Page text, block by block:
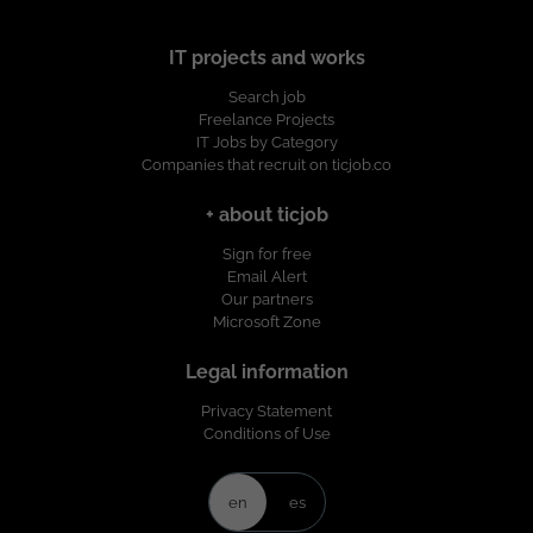
IT projects and works
Search job
Freelance Projects
IT Jobs by Category
Companies that recruit on ticjob.co
+ about ticjob
Sign for free
Email Alert
Our partners
Microsoft Zone
Legal information
Privacy Statement
Conditions of Use
en es